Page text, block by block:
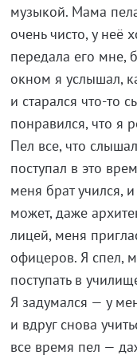
музыкой. Мама
очень чисто, у
передала его мне,
окном я услышал,
и старался что-то
понравился, что я
Пел все, что
поступал в это
меня брат учился,
может, даже
лицей, меня
офицеров. Я спел,
поступать в
Я задумался — у
и вдруг снова
все время пел —